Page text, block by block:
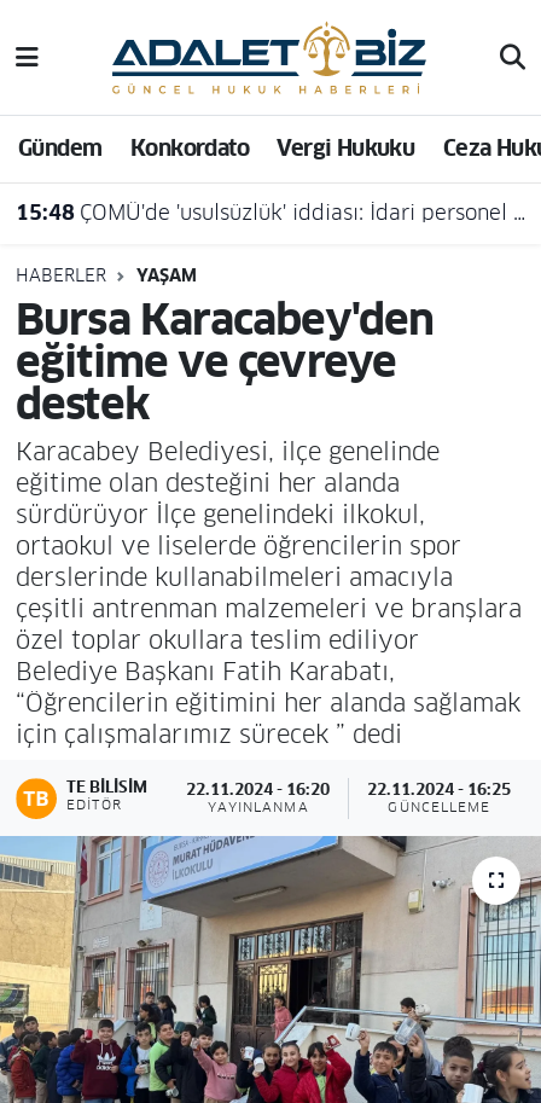
Gündem Konkordato Vergi Hukuku Ceza
15:48 ÇOMÜ'de 'usulsüzlük' iddiası: İdari personel açığa alındı
HABERLER YAŞAM
Bursa Karacabey'den
eğitime ve çevreye
destek
Karacabey Belediyesi, ilçe genelinde
eğitime olan desteğini her alanda
sürdürüyor İlçe genelindeki ilkokul,
ortaokul ve liselerde öğrencilerin spor
derslerinde kullanabilmeleri amacıyla
çeşitli antrenman malzemeleri ve branşlara
özel toplar okullara teslim ediliyor
Belediye Başkanı Fatih Karabatı,
“Öğrencilerin eğitimini her alanda sağlamak
için çalışmalarımız sürecek ” dedi
TE BILISIM
EDITÖR
22.11.2024 - 16:20
YAYINLANMA
22.11.2024 - 16:25
GÜNCELLEME
Hava Durumu
Trafik Durumu
Süper Lig Puan Durumu ve Fikstür
Tüm Manşetler
Son Dakika Haberleri
Haber Arşivi